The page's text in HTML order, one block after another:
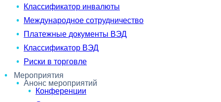
Классификатор инвалюты
Международное сотрудничество
Платежные документы ВЭД
Классификатор ВЭД
Риски в торговле
Мероприятия
Анонс мероприятий
Конференции